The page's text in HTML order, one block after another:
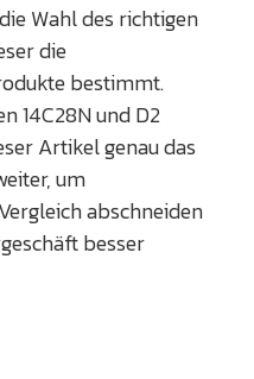
Wahl des richtigen
die
bestimmt.
14C28N und D2
Artikel genau das
um
abschneiden
besser